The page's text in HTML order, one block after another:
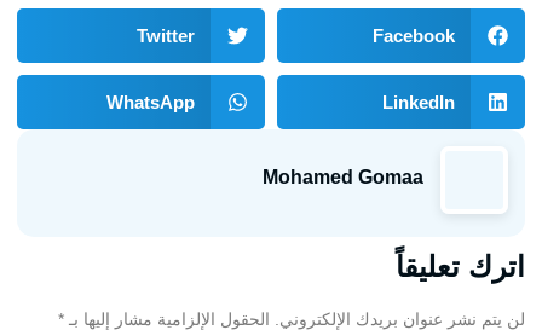
Facebook
Twitter
LinkedIn
WhatsApp
Mohamed Gomaa
اترك تعليقاً
لن يتم نشر عنوان بريدك الإلكتروني. الحقول الإلزامية مشار إليها بـ *